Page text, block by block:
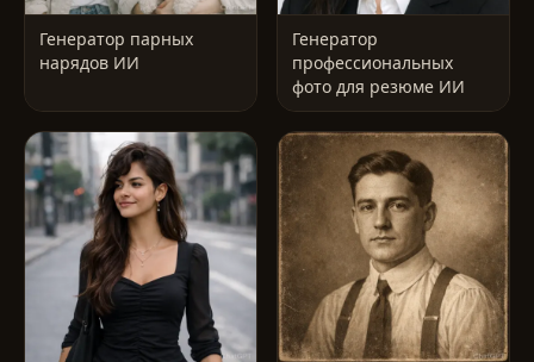
Генератор парных
нарядов ИИ
Генератор
профессиональных
фото для резюме ИИ